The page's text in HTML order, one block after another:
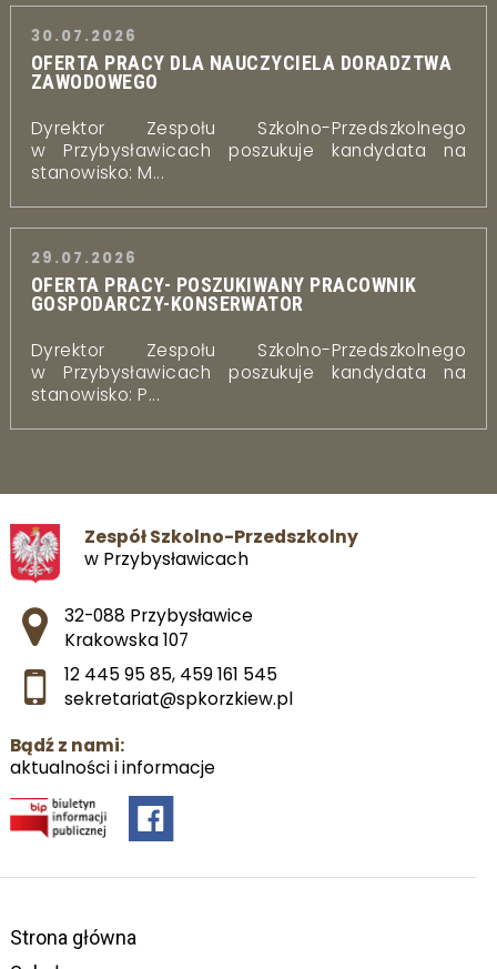
30.07.2026
OFERTA PRACY DLA NAUCZYCIELA DORADZTWA
ZAWODOWEGO
Dyrektor Zespołu Szkolno-Przedszkolnego
w Przybysławicach poszukuje kandydata na
stanowisko: M...
29.07.2026
OFERTA PRACY- POSZUKIWANY PRACOWNIK
GOSPODARCZY-KONSERWATOR
Dyrektor Zespołu Szkolno-Przedszkolnego
w Przybysławicach poszukuje kandydata na
stanowisko: P...
Zespół Szkolno-Przedszkolny
w Przybysławicach
Adres pocztowy:
32-088 Przybysławice
Krakowska 107
12 445 95 85, 459 161 545
sekretariat@spkorzkiew.pl
Bądź z nami:
aktualności i informacje
Strona główna